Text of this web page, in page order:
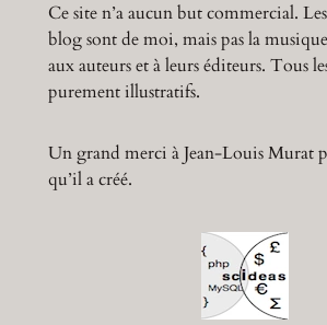
Ce site n’a aucun but commercial.
blog sont de moi, mais pas la
aux auteurs et à leurs éditeurs. Tous
purement illustratifs.
Un grand merci à Jean-Louis Murat
qu’il a créé.